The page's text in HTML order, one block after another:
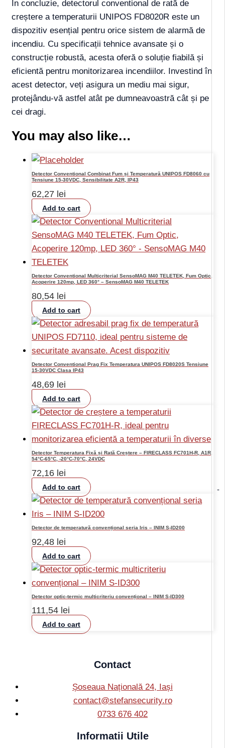
-
În concluzie, detectorul conventional de rată de
creștere a temperaturii UNIPOS FD8020R este un
dispozitiv esențial pentru orice sistem de alarmă de
incendiu. Cu specificații tehnice avansate și o
construcție robustă, acesta oferă o soluție fiabilă și
eficientă pentru monitorizarea incendiilor. Investind în
acest detector, veți asigura un mediu mai sigur,
protejându-vă astfel atât pe dumneavoastră cât și pe
cei dragi.
You may also like…
Detector Conventional Combinat Fum și Temperatură UNIPOS FD8060 cu
Tensiune 15-30VDC, Sensibilitate A2R, IP43
62,27 lei
Add to cart
Detector Conventional Multicriterial SensoMAG M40 TELETEK, Fum Optic,
Acoperire 120mp, LED 360° – SensoMAG M40 TELETEK
80,54 lei
Add to cart
Detector Conventional Prag Fix Temperatura UNIPOS FD8020S Tensiune
15-30VDC Clasa IP43
48,69 lei
Add to cart
Detector Temperatura Fixă și Rată Creștere – FIRECLASS FC701H-R, A1R,
54°C-65°C, -20°C-70°C, 24VDC
72,16 lei
Add to cart
Detector de temperatură convențional seria Iris – INIM S-ID200
92,48 lei
Add to cart
Detector optic-termic multicriteriu convențional – INIM S-ID300
111,54 lei
Add to cart
Contact
Șoseaua Națională 24, Iași
contact@stefansecurity.ro
0733 676 402
Informatii Utile